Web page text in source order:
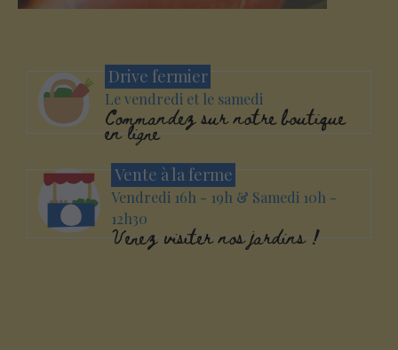
Drive fermier
Le vendredi et le samedi
Commandez sur notre boutique
en ligne
Vente à la ferme
Vendredi 16h - 19h & Samedi 10h -
12h30
Venez visiter nos jardins !